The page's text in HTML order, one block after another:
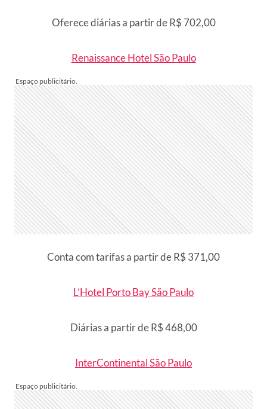
Oferece diárias a partir de R$ 702,00
Renaissance Hotel São Paulo
Conta com tarifas a partir de R$ 371,00
L’Hotel Porto Bay São Paulo
Diárias a partir de R$ 468,00
InterContinental São Paulo